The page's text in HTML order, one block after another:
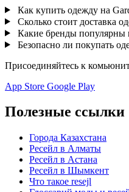
Как купить одежду на
Сколько стоит доставка
Какие бренды популярны
Безопасно ли покупать
Присоединяйтесь к
App Store Google Play
Полезные ссылки
Города Казахстана
Ресейл в Алматы
Ресейл в Астана
Ресейл в Шымкент
Что такое resejl